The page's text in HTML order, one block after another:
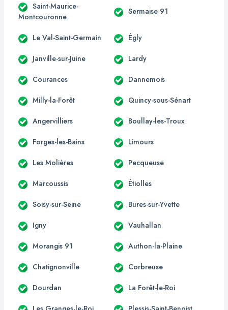
Saint-Maurice-
Montcouronne
Sermaise 91
Le Val-Saint-Germain Égly
Janville-sur-Juine Lardy
Courances Dannemois
Milly-la-Forêt Quincy-sous-Sénart
Angervilliers Boullay-les-Troux
Forges-les-Bains Limours
Les Molières Pecqueuse
Marcoussis Étiolles
Soisy-sur-Seine Bures-sur-Yvette
Igny Vauhallan
Morangis 91 Authon-la-Plaine
Chatignonville Corbreuse
Dourdan La Forêt-le-Roi